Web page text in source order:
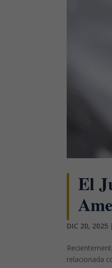
El
DIC 20, 2025 |
relacionada